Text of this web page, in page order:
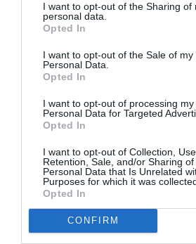
I want to opt-out of the Sharing of
personal data.
Opted In
I want to opt-out of the Sale of my
Personal Data.
Opted In
I want to opt-out of processing my
Personal Data for Targeted
Opted In
I want to opt-out of Collection, Use,
Retention, Sale, and/or Sharing of
Personal Data that Is Unrelated
Purposes for which it was
Opted In
CONFIRM
ενεργειακή μας πηγή. Το μάθημα θα
και τεχνικές ασκήσεις για να
δυναμικές κινητικές φράσεις.
δομή του σκελετού και τις μυϊκές
συμμετέχοντες θ’ ανακαλύψουν τη
ανατροφοδοτούν συνεχώς την
διερευνήσουν τρόπους ώστε να
Σταδιακά, θα εισάγουν θεατρικά
νοηματοδότησης της κίνησης,
κίνηση μέσα από συγκεκριμένα
διακριτές εικόνες,
αντιμετώπιση του χορού.